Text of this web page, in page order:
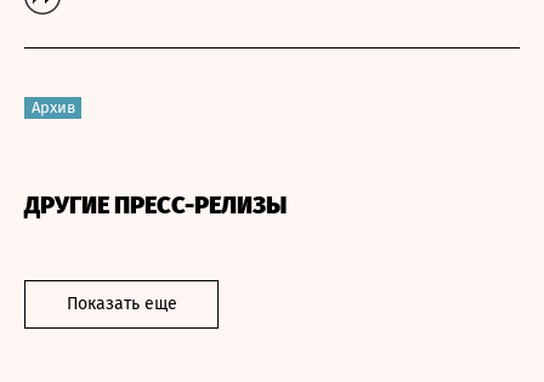
Архив
ДРУГИЕ ПРЕСС-РЕЛИЗЫ
Показать еще